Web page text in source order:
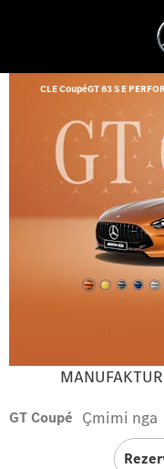
CLE CoupéGT 63 S E
GT Coupé Çmimi nga